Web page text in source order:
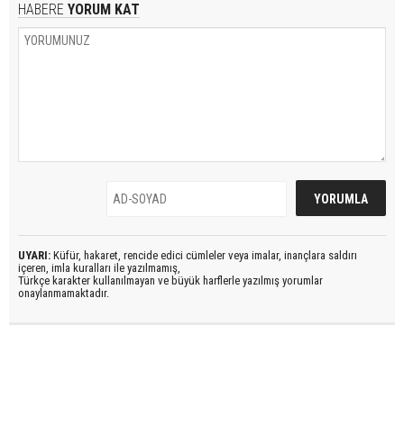
HABERE YORUM KAT
UYARI: Küfür, hakaret, rencide edici cümleler veya imalar, inançlara saldırı
içeren, imla kuralları ile yazılmamış,
Türkçe karakter kullanılmayan ve büyük harflerle yazılmış yorumlar
onaylanmamaktadır.